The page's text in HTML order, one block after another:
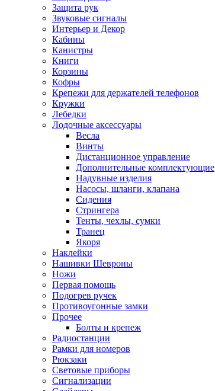
Защита рук
Звуковые сигналы
Интерьер и Декор
Кабины
Канистры
Книги
Корзины
Кофры
Крепежи для держателей телефонов
Кружки
Лебедки
Лодочные аксессуары
Весла
Винты
Дистанционное управление
Дополнительные комплектующие
Надувные изделия
Насосы, шланги, клапана
Сидения
Стрингера
Тенты, чехлы, сумки
Транец
Якоря
Наклейки
Нашивки Шевроны
Ножи
Первая помощь
Подогрев ручек
Противоугонные замки
Прочее
Болты и крепеж
Радиостанции
Рамки для номеров
Рюкзаки
Световые приборы
Сигнализации